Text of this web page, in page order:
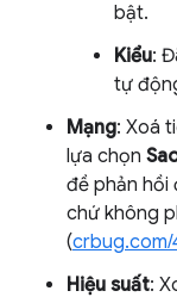
bật.
Kiểu:
tự
Mạng: Xoá
lựa chọn
đề phản hồi
chứ không
(crbug.com/
Hiệu suất: